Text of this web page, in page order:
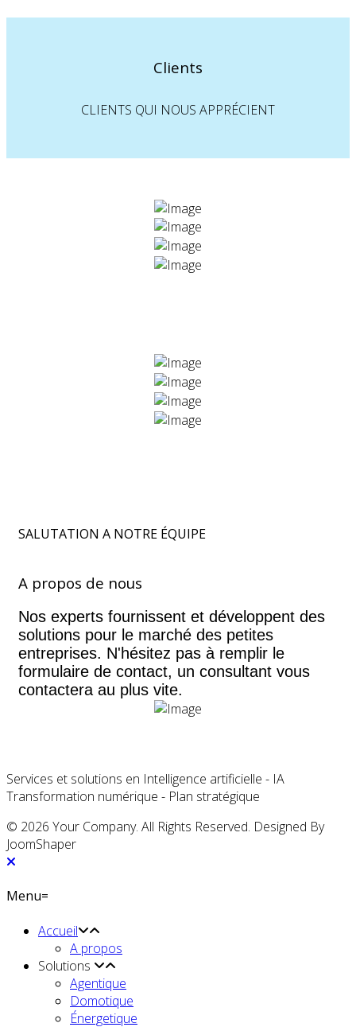
Clients
CLIENTS QUI NOUS APPRÉCIENT
SALUTATION A NOTRE ÉQUIPE
A propos de nous
Nos experts fournissent et développent des
solutions pour le marché des petites
entreprises. N'hésitez pas à remplir le
formulaire de contact, un consultant vous
contactera au plus vite.
Services et solutions en Intelligence artificielle - IA
Transformation numérique - Plan stratégique
© 2026 Your Company. All Rights Reserved. Designed By
JoomShaper
Menu=
Accueil
A propos
Solutions
Agentique
Domotique
Énergetique